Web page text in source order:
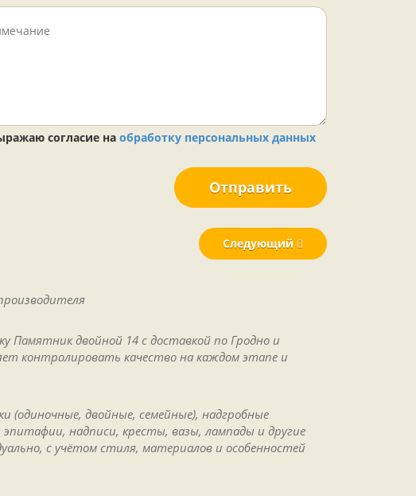
согласие на обработку персональных данных
Отправить
Следующий
Памятник двойной 14 с доставкой по Гродно и
контролировать качество на каждом этапе и
(одиночные, двойные, семейные), надгробные
надписи, кресты, вазы, лампады и другие
с учётом стиля, материалов и особенностей